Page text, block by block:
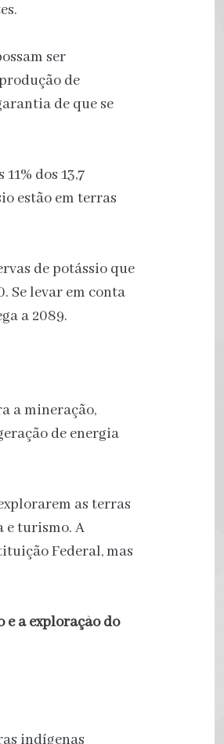
ser
de
de que se
dos 13,7
estão em terras
de potássio que
Se levar em conta
a 2089.
a mineração,
de energia
as terras
e turismo. A
Federal, mas
e a exploração do